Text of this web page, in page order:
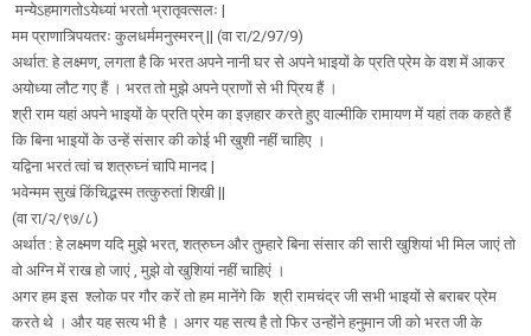
मन्येऽहमागतोऽयेध्यां भरतो भ्रातृवत्सलः |
मम प्राणात्र्पियतरः कुलधर्ममनुस्मरन् || (वा रा/2/97/9)
अर्थात: हे लक्ष्मण, लगता है कि भरत अपने नानी घर से अपने भाइयों के प्रति प्रेम के वश में आकर
अयोध्या लौट गए हैं । भरत तो मुझे अपने प्राणों से भी प्रिय हैं ।
श्री राम यहां अपने भाइयों के प्रति प्रेम का इज़हार करते हुए वाल्मीकि रामायण में यहां तक कहते हैं
कि बिना भाइयों के उन्हें संसार की कोई भी खुशी नहीं चाहिए ।
यद्विना भरतं त्वां च शत्रुघ्नं चापि मानद |
भवेन्मम सुखं किंचिद्भस्म तत्कुरुतां शिखी ||
(वा रा/२/९७/८)
अर्थात : हे लक्ष्मण यदि मुझे भरत, शत्रुघ्न और तुम्हारे बिना संसार की सारी खुशियां भी मिल जाएं तो
वो अग्नि में राख हो जाएं , मुझे वो खुशियां नहीं चाहिएं ।
अगर हम इस श्लोक पर गौर करें तो हम मानेंगे कि श्री रामचंद्र जी सभी भाइयों से बराबर प्रेम
करते थे । और यह सत्य भी है । अगर यह सत्य है तो फिर उन्होंने हनुमान जी को भरत जी के